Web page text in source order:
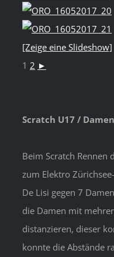
[Zeige eine Slideshow]
1 2 ►
Scratch U17 / Damen
Beim Scratch Rennen
zum Elektro
De Lisi gegen 7
die Damen mit
distanzieren, dieser
konnte die Abstände